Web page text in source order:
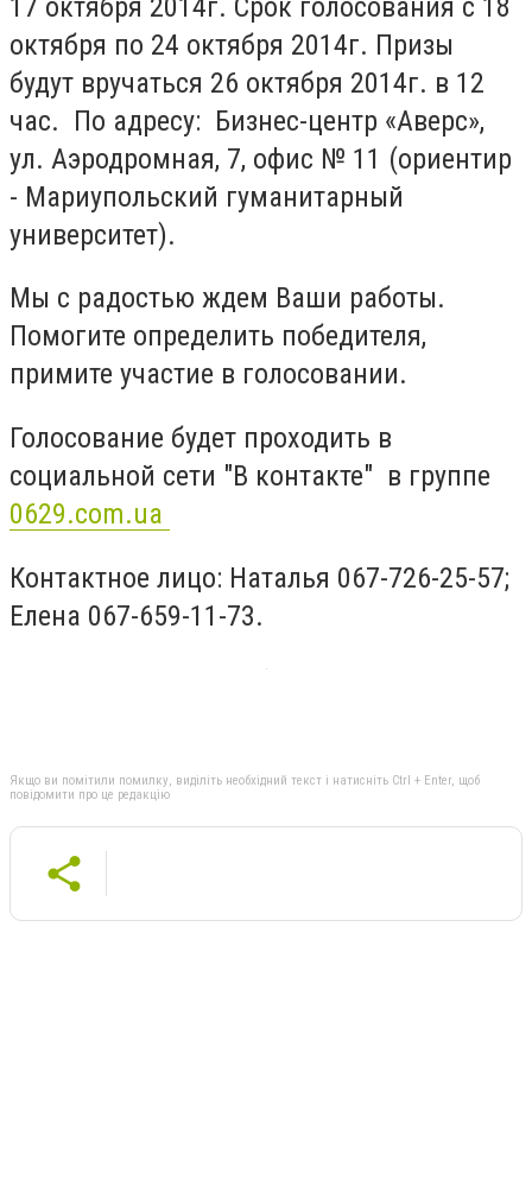
17 октября 2014г. Срок голосования с 18
октября по 24 октября 2014г. Призы
будут вручаться 26 октября 2014г. в 12
час. По адресу: Бизнес-центр «Аверс»,
ул. Аэродромная, 7, офис № 11 (ориентир
- Мариупольский гуманитарный
университет).
Мы с радостью ждем Ваши работы.
Помогите определить победителя,
примите участие в голосовании.
Голосование будет проходить в
социальной сети "В контакте" в группе
0629.com.ua
Контактное лицо: Наталья 067-726-25-57;
Елена 067-659-11-73.
Якщо ви помітили помилку, виділіть необхідний текст і натисніть Ctrl + Enter, щоб
повідомити про це редакцію